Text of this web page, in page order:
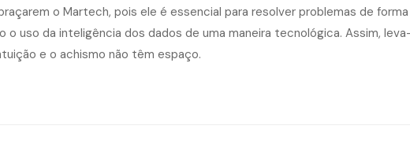
o Martech, pois ele é essencial para resolver problemas de
o uso da inteligência dos dados de uma maneira tecnológica. Assim,
e o achismo não têm espaço.